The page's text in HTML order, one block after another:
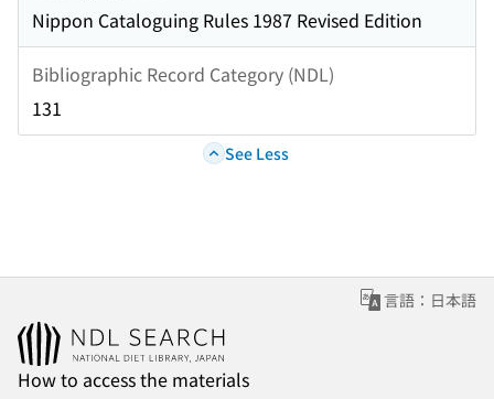
Nippon Cataloguing Rules 1987 Revised Edition
Bibliographic Record Category (NDL)
131
See Less
言語：日本語
How to access the materials